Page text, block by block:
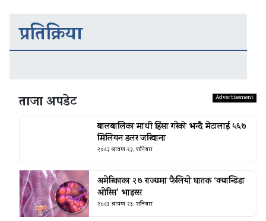
प्रतिक्रिया
ताजा अपडेट
बालबालिका माथी हिंसा गरेको भन्दै मेटालाई ५६७
मिलियन डलर जरिवाना
२०८३ श्रावण २३, शनिबार
अमेरिकाका २७ राज्यमा फैलियाे घातक ‘क्यान्डिडा
ओरिस’ भाइरस
२०८३ श्रावण २३, शनिबार